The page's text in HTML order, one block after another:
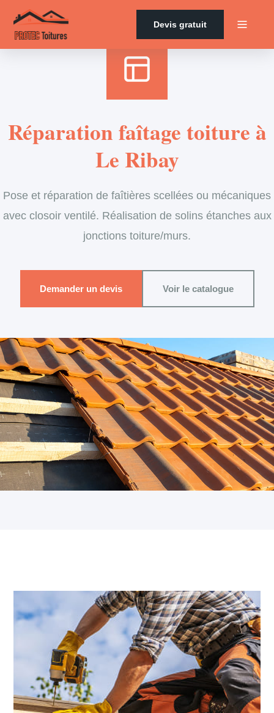
Devis gratuit
Réparation faîtage toiture à
Le Ribay
Pose et réparation de faîtières scellées ou mécaniques
avec closoir ventilé. Réalisation de solins étanches aux
jonctions toiture/murs.
Demander un devis Voir le catalogue